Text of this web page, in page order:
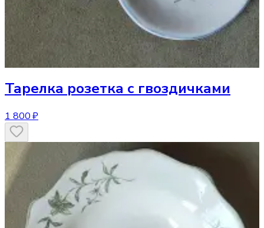
Тарелка розетка с гвоздичками
1 800 ₽